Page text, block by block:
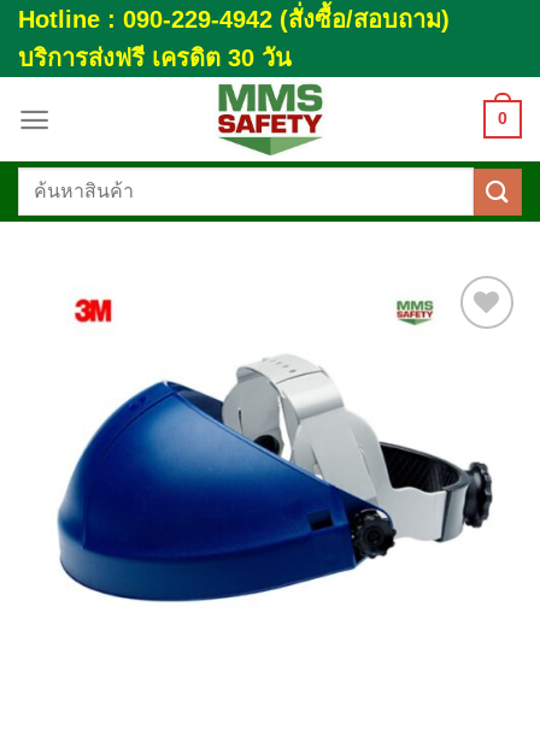
Skip
to
content
Hotline : 090-229-4942 (สั่งซื้อ/สอบถาม)
บริการส่งฟรี เครดิต 30 วัน
0
ค้นหา: